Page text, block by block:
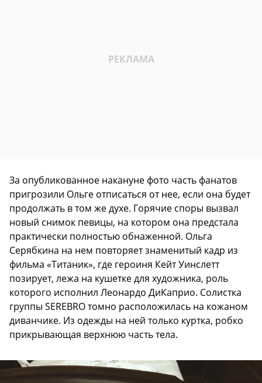
За опубликованное накануне фото часть фанатов
пригрозили Ольге отписаться от нее, если она будет
продолжать в том же духе. Горячие споры вызвал
новый снимок певицы, на котором она предстала
практически полностью обнаженной. Ольга
Серябкина на нем повторяет знаменитый кадр из
фильма «Титаник», где героиня Кейт Уинслетт
позирует, лежа на кушетке для художника, роль
которого исполнил Леонардо ДиКаприо. Солистка
группы SEREBRO томно расположилась на кожаном
диванчике. Из одежды на ней только куртка, робко
прикрывающая верхнюю часть тела.